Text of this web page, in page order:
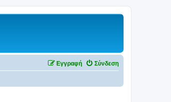
Σύνδεση
Εγγραφή